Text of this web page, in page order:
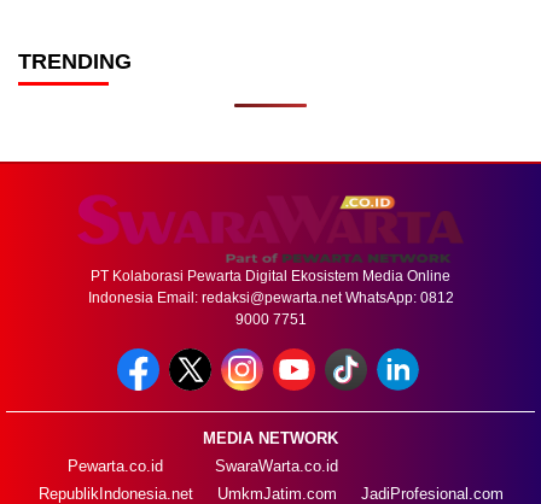
TRENDING
PT Kolaborasi Pewarta Digital Ekosistem Media Online
Indonesia Email: redaksi@pewarta.netWhatsApp: 0812
9000 7751
MEDIA NETWORK
Pewarta.co.id
RepublikIndonesia.net
SwaraWarta.co.id
UmkmJatim.com
JadiProfesional.com